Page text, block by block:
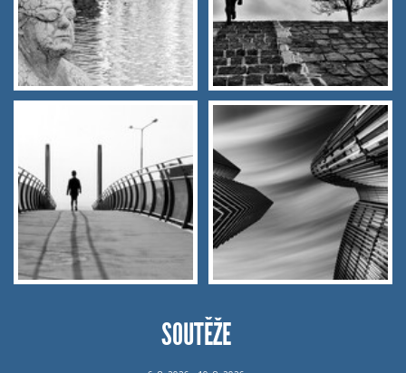
SOUTĚŽE